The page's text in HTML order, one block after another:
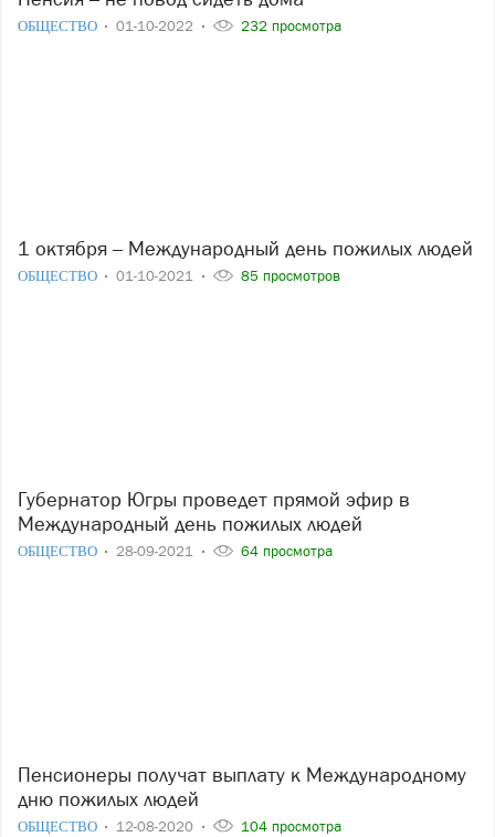
ОБЩЕСТВО 01-10-2022 232 просмотра
1 октября – Международный день пожилых людей
ОБЩЕСТВО 01-10-2021 85 просмотров
Губернатор Югры проведет прямой эфир в
Международный день пожилых людей
ОБЩЕСТВО 28-09-2021 64 просмотра
Пенсионеры получат выплату к Международному
дню пожилых людей
ОБЩЕСТВО 12-08-2020 104 просмотра